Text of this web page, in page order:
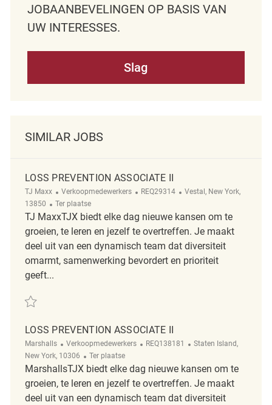
JOBAANBEVELINGEN OP BASIS VAN
UW INTERESSES.
Slag
SIMILAR JOBS
LOSS PREVENTION ASSOCIATE II
TJ Maxx Categorie
Verkoopmedewerkers ReqId
REQ29314 Plaats
Vestal, New York,
13850
Afgelegen
Ter plaatse
TJ MaxxTJX biedt elke dag nieuwe kansen om te
groeien, te leren en jezelf te overtreffen. Je maakt
deel uit van een dynamisch team dat diversiteit
omarmt, samenwerking bevordert en prioriteit
geeft...
Redden Loss Prevention Associate II REQ29314
LOSS PREVENTION ASSOCIATE II
Marshalls Categorie
Verkoopmedewerkers ReqId
REQ138181 Plaats
Staten Island,
New York, 10306
Afgelegen
Ter plaatse
MarshallsTJX biedt elke dag nieuwe kansen om te
groeien, te leren en jezelf te overtreffen. Je maakt
deel uit van een dynamisch team dat diversiteit